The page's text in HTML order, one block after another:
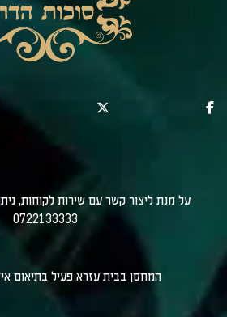
על מנת ליצור קשר עם שירות לקוחות,
0722133333
המחסן בבית עזרא פעיל בתיאום